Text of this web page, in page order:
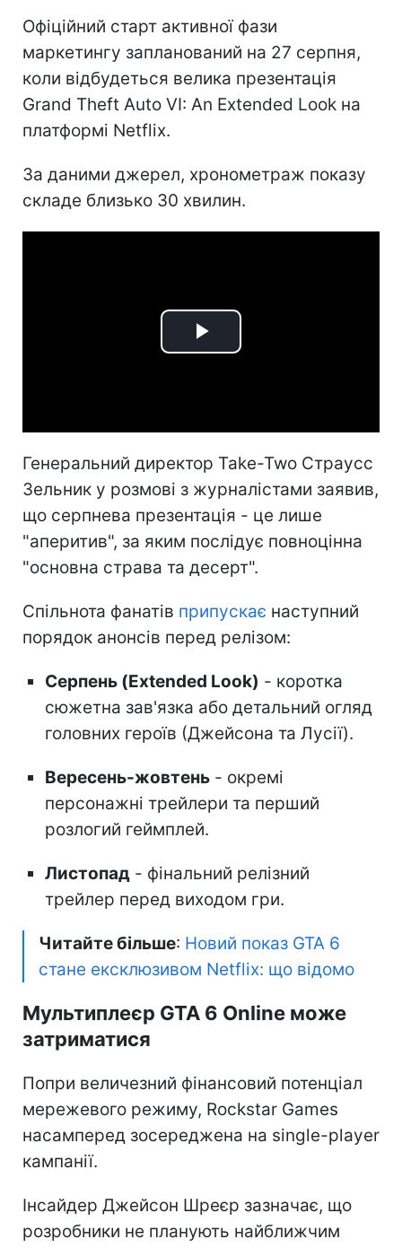
Офіційний старт активної фази
маркетингу запланований на 27 серпня,
коли відбудеться велика презентація
Grand Theft Auto VI: An Extended Look на
платформі Netflix.
За даними джерел, хронометраж показу
складе близько 30 хвилин.
Play
Генеральний директор Take-Two Страусс
Зельник у розмові з журналістами заявив,
що серпнева презентація - це лише
"аперитив", за яким послідує повноцінна
"основна страва та десерт".
Спільнота фанатів припускає наступний
порядок анонсів перед релізом:
Серпень (Extended Look) - коротка
сюжетна зав'язка або детальний огляд
головних героїв (Джейсона та Лусії).
Вересень-жовтень - окремі
персонажні трейлери та перший
розлогий геймплей.
Листопад - фінальний релізний
трейлер перед виходом гри.
Читайте більше: Новий показ GTA 6
стане ексклюзивом Netflix: що відомо
Мультиплеєр GTA 6 Online може
затриматися
Попри величезний фінансовий потенціал
мережевого режиму, Rockstar Games
насамперед зосереджена на single-player
кампанії.
Інсайдер Джейсон Шреєр зазначає, що
розробники не планують найближчим